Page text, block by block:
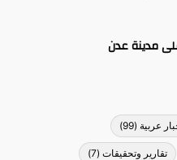
مدينة عدن
عربية (99)
تقارير وتحقيقات (7)